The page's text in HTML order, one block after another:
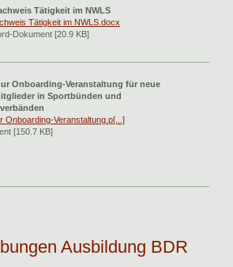
Tätigkeit im NWLS
Tätigkeit im NWLS.docx
Dokument [20.9 KB]
Onboarding-Veranstaltung für neue
in Sportbünden und
Onboarding-Veranstaltung.p[...]
[150.7 KB]
Ausbildung BDR